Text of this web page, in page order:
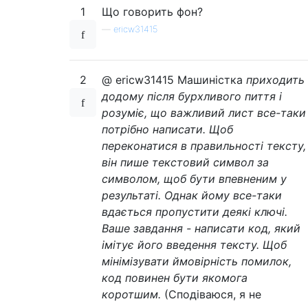
    caps
# caps state
    output
""
# text being output
char in text
if shifted: # see if we need to
            shift_x
, shift_y, _ =
            shift_act
= get_result(shift_x
else
            shift_act
        shift_down
= shift_act
        act
= get_result(x, y, shift_down)
        caps
, output = apply(shift_act
        caps
, output = apply(act, caps,
return output
1 Що говорить фон?
ericw31415
2 @ ericw31415 Машиністка приходить
додому після бурхливого пиття і
розуміє, що важливий лист все-таки
потрібно написати. Щоб
переконатися в правильності тексту,
він пише текстовий символ за
символом, щоб бути впевненим у
результаті. Однак йому все-таки
вдається пропустити деякі ключі.
Ваше завдання - написати код, який
імітує його введення тексту. Щоб
мінімізувати ймовірність помилок,
код повинен бути якомога
коротшим. (Сподіваюся, я не